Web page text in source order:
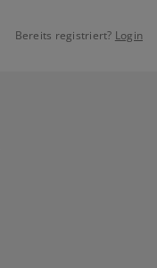
Bereits registriert? Login